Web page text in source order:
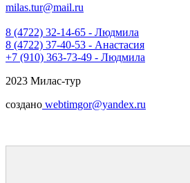
milas.tur@mail.ru
8 (4722) 32-14-65 - Людмила
8 (4722) 37-40-53 - Анастасия
+7 (910) 363-73-49 - Людмила
2023 Милас-тур
создано webtimgor@yandex.ru